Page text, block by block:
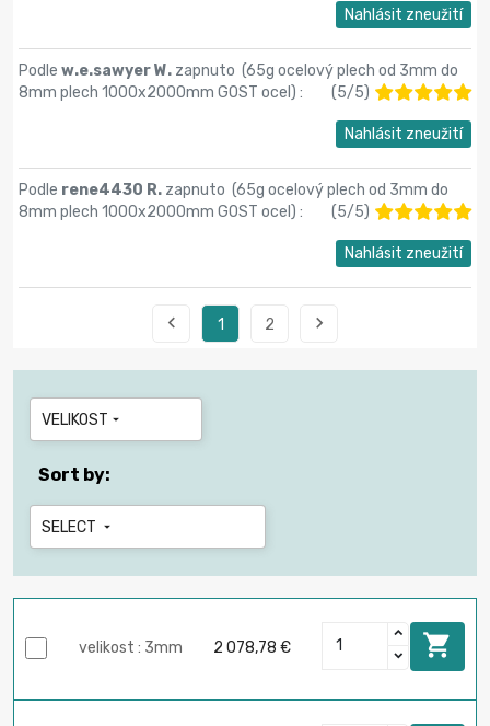
Nahlásit zneužití
Podle w.e.sawyer W. zapnuto (65g ocelový plech od 3mm do
8mm plech 1000x2000mm GOST ocel ) : (5/5)
Nahlásit zneužití
Podle rene4430 R. zapnuto (65g ocelový plech od 3mm do
8mm plech 1000x2000mm GOST ocel ) : (5/5)
Nahlásit zneužití
 1 2 
VELIKOST 
Sort by:
SELECT 
velikost : 3mm 2 078,78 € 